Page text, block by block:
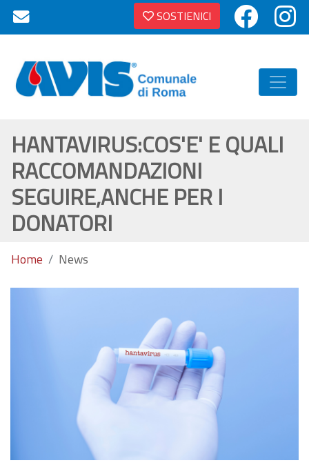
SOSTIENICI
HANTAVIRUS:COS'E' E QUALI
RACCOMANDAZIONI
SEGUIRE,ANCHE PER I
DONATORI
Home News